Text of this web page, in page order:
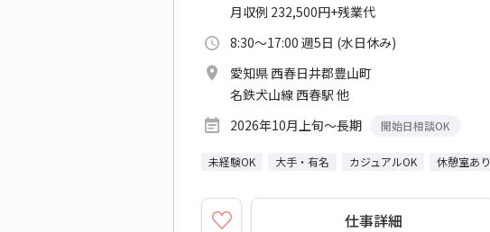
月収例 232,500円+残業代
8:30～17:00 週5日 (水日休み)
愛知県 西春日井郡豊山町
名鉄犬山線 西春駅 他
2026年10月上旬～長期
開始日相談OK
未経験OK 大手・有名 カジュアルOK 休憩室あり
仕事詳細